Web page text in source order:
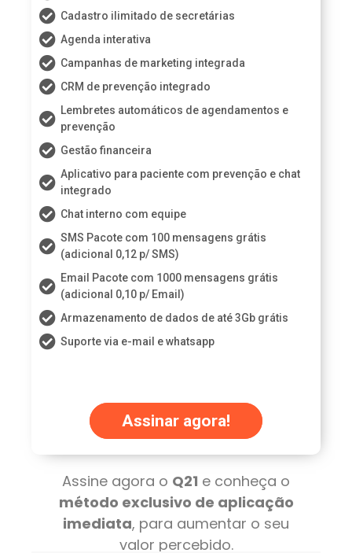
Cadastro ilimitado de secretárias
Agenda interativa
Campanhas de marketing integrada
CRM de prevenção integrado
Lembretes automáticos de agendamentos e
prevenção
Gestão financeira
Aplicativo para paciente com prevenção e chat
integrado
Chat interno com equipe
SMS Pacote com 100 mensagens grátis
(adicional 0,12 p/ SMS)
Email Pacote com 1000 mensagens grátis
(adicional 0,10 p/ Email)
Armazenamento de dados de até 3Gb grátis
Suporte via e-mail e whatsapp
Assinar agora!
Assine agora o Q21 e conheça o
método exclusivo de aplicação
imediata, para aumentar o seu
valor percebido.